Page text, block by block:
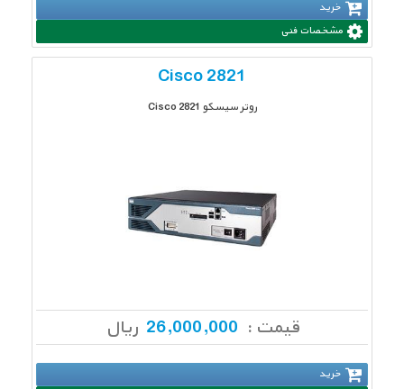
خرید
مشخصات فنی
Cisco 2821
روتر سیسکو 2821 Cisco
قیمت : ریال
خرید